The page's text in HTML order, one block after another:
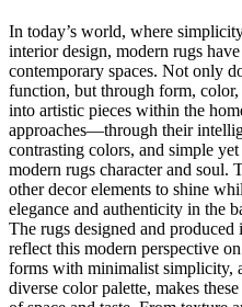
In today’s world, where
interior design, modern rugs
contemporary spaces. Not only
function, but through form,
into artistic pieces within the
approaches—through their
contrasting colors, and simple
modern rugs character and soul.
other decor elements to shine
elegance and authenticity in the
The rugs designed and
reflect this modern perspective
forms with minimalist simplicity,
diverse color palette, makes